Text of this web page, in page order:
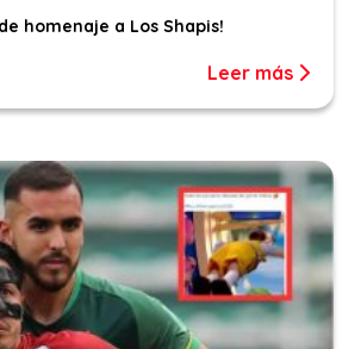
homenaje a Los Shapis!
Leer más